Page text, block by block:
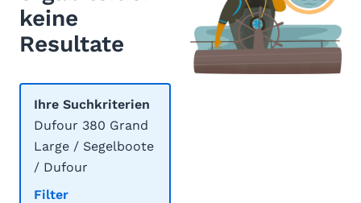
keine
Resultate
Ihre Suchkriterien
Dufour 380 Grand
Large / Segelboote
/ Dufour
Filter